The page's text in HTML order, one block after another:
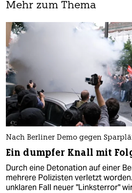
Mehr zum Thema
Nach Berliner Demo gegen
Ein dumpfer Knall mit
Durch eine Detonation auf einer
mehrere Polizisten verletzt
unklaren Fall neuer "Linksterror"